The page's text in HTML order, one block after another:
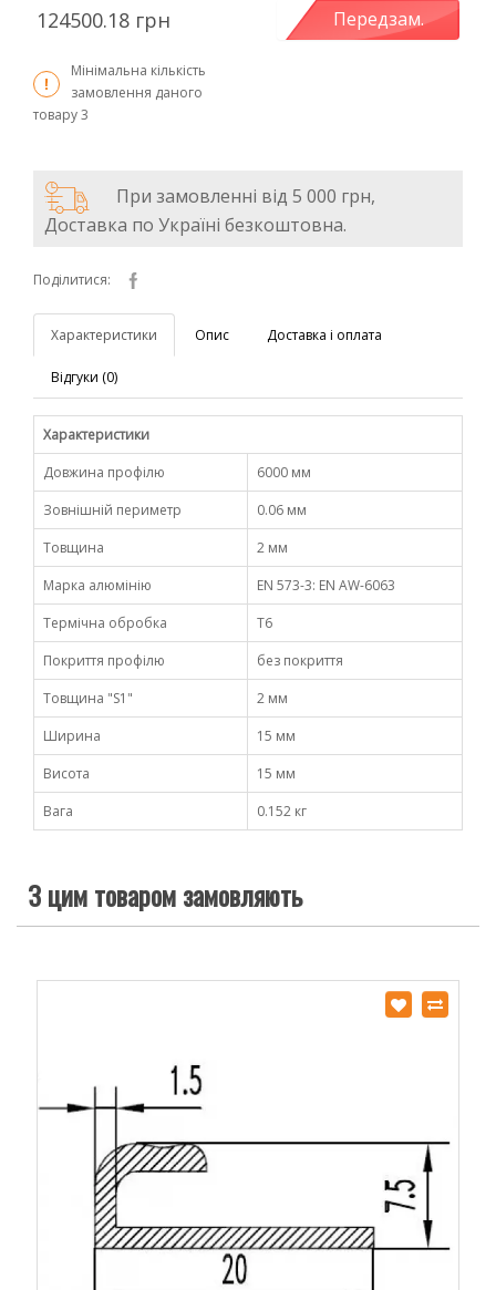
124500.18 грн Передзам.
Мінімальна кількість
замовлення даного
товару3
При замовленні від 5 000 грн,
Доставка по Україні безкоштовна.
Поділитися:
Характеристики Опис Доставка і оплата
Відгуки (0)
Характеристики
Довжина профілю
6000 мм
Зовнішній периметр
0.06 мм
Товщина
2 мм
Марка алюмінію
EN 573-3: EN AW-6063
Термічна обробка
Т6
Покриття профілю
без покриття
Товщина "S1"
2 мм
Ширина
15 мм
Висота
15 мм
Вага
0.152 кг
З цим товаром замовляють